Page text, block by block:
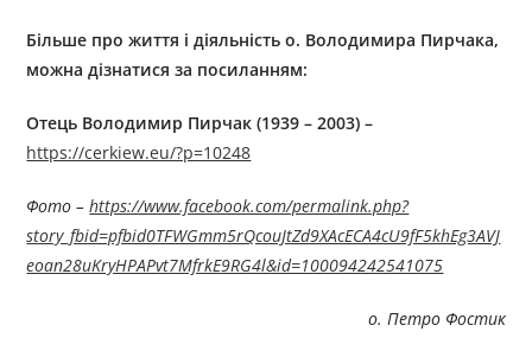
Більше про життя і діяльністьо. Володимира Пирчака,
можна дізнатися за посиланням:
Отець Володимир Пирчак (1939 – 2003) –
https://cerkiew.eu/?p=10248
Фото –https://www.facebook.com/permalink.php?
story_fbid=pfbid0TFWGmm5rQcouJtZd9XAcECA4cU9fF5khEg3AVJ
eoan28uKryHPAPvt7MfrkE9RG4l&id=100094242541075
о. Петро Фостик